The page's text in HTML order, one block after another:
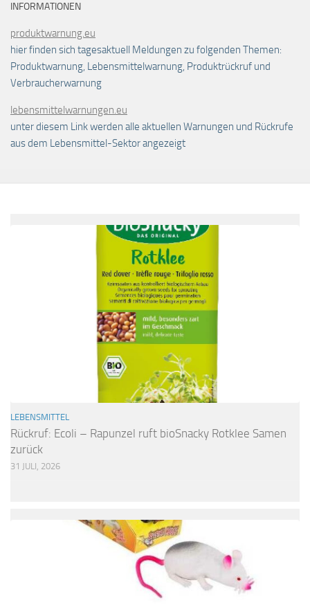
INFORMATIONEN
produktwarnung.eu
hier finden sich tagesaktuell Meldungen zu folgenden Themen:
Produktwarnung, Lebensmittelwarnung, Produktrückruf und
Verbraucherwarnung
lebensmittelwarnungen.eu
unter diesem Link werden alle aktuellen Warnungen und Rückrufe
aus dem Lebensmittel-Sektor angezeigt
LEBENSMITTEL
Rückruf: Ecoli – Rapunzel ruft bioSnacky Rotklee Samen
zurück
31 JULI, 2026